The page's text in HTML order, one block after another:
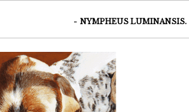
- NYMPHEUS LUMINANSIS.